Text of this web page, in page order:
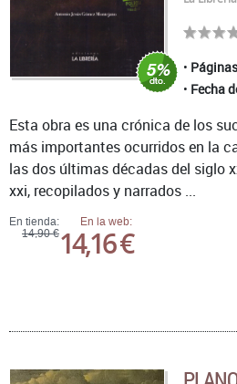
Fecha
En tienda:
14,90 €
En la web:
14,16 €
Esta obra es una crónica de los
más importantes ocurridos en la
las dos últimas décadas del siglo
xxi, recopilados y narrados ...